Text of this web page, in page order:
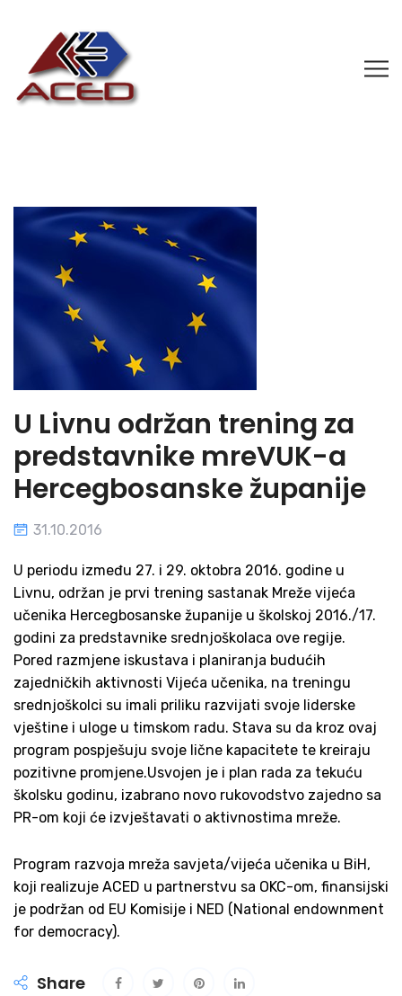
U Livnu održan trening za
predstavnike mreVUK-a
Hercegbosanske županije
31.10.2016
U periodu između 27. i 29. oktobra 2016. godine u
Livnu, održan je prvi trening sastanak Mreže vijeća
učenika Hercegbosanske županije u školskoj 2016./17.
godini za predstavnike srednjoškolaca ove regije.
Pored razmjene iskustava i planiranja budućih
zajedničkih aktivnosti Vijeća učenika, na treningu
srednjoškolci su imali priliku razvijati svoje liderske
vještine i uloge u timskom radu. Stava su da kroz ovaj
program pospješuju svoje lične kapacitete te kreiraju
pozitivne promjene.Usvojen je i plan rada za tekuću
školsku godinu, izabrano novo rukovodstvo zajedno sa
PR-om koji će izvještavati o aktivnostima mreže.
Program razvoja mreža savjeta/vijeća učenika u BiH,
koji realizuje ACED u partnerstvu sa OKC-om, finansijski
je podržan od EU Komisije i NED (National endownment
for democracy).
Share